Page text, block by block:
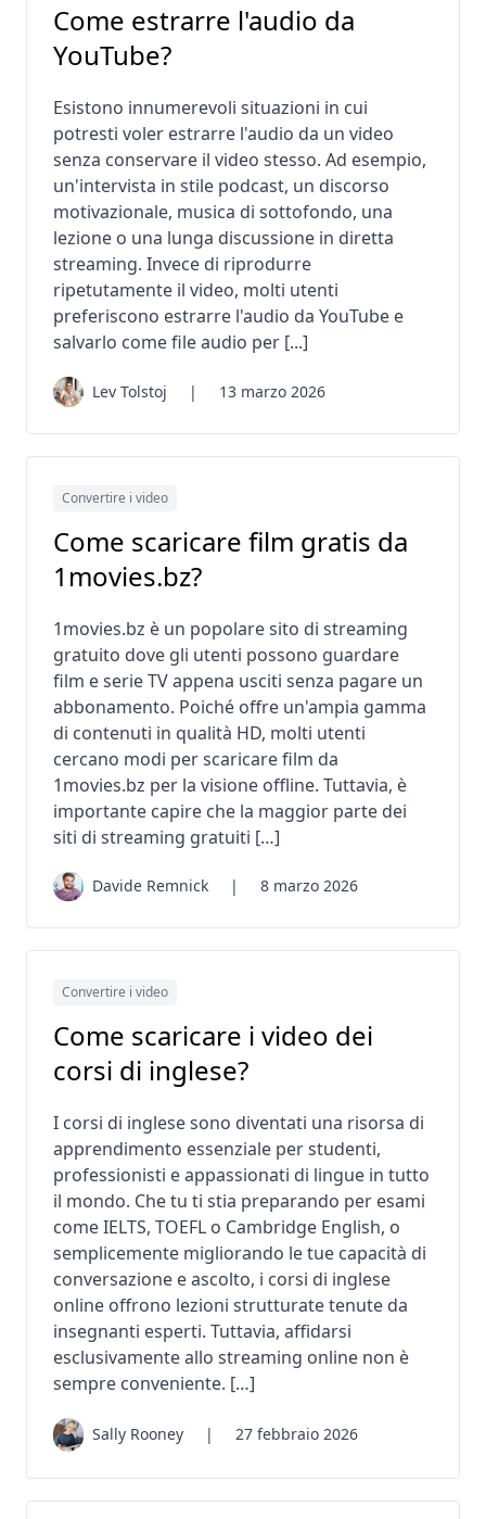
Come estrarre l'audio da
YouTube?
Esistono innumerevoli situazioni in cui
potresti voler estrarre l'audio da un video
senza conservare il video stesso. Ad esempio,
un'intervista in stile podcast, un discorso
motivazionale, musica di sottofondo, una
lezione o una lunga discussione in diretta
streaming. Invece di riprodurre
ripetutamente il video, molti utenti
preferiscono estrarre l'audio da YouTube e
salvarlo come file audio per [...]
Lev Tolstoj | 13 marzo 2026
Convertire i video
Come scaricare film gratis da
1movies.bz?
1movies.bz è un popolare sito di streaming
gratuito dove gli utenti possono guardare
film e serie TV appena usciti senza pagare un
abbonamento. Poiché offre un'ampia gamma
di contenuti in qualità HD, molti utenti
cercano modi per scaricare film da
1movies.bz per la visione offline. Tuttavia, è
importante capire che la maggior parte dei
siti di streaming gratuiti […]
Davide Remnick | 8 marzo 2026
Convertire i video
Come scaricare i video dei
corsi di inglese?
I corsi di inglese sono diventati una risorsa di
apprendimento essenziale per studenti,
professionisti e appassionati di lingue in tutto
il mondo. Che tu ti stia preparando per esami
come IELTS, TOEFL o Cambridge English, o
semplicemente migliorando le tue capacità di
conversazione e ascolto, i corsi di inglese
online offrono lezioni strutturate tenute da
insegnanti esperti. Tuttavia, affidarsi
esclusivamente allo streaming online non è
sempre conveniente. […]
Sally Rooney | 27 febbraio 2026